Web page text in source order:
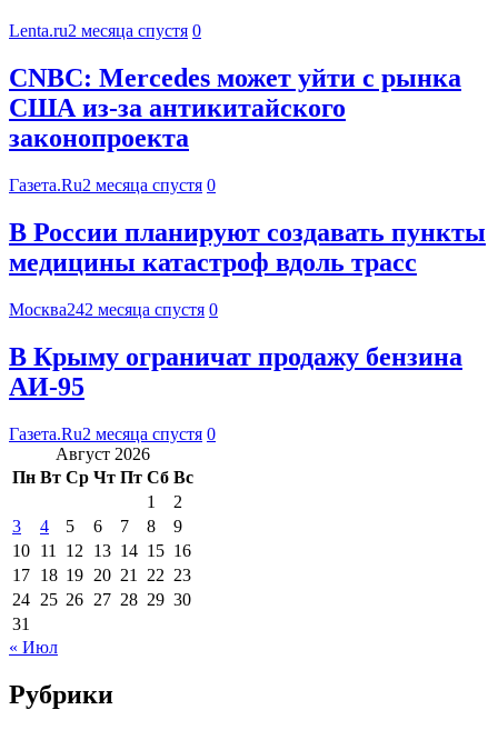
Lenta.ru2 месяца спустя 0
CNBC: Mercedes может уйти с рынка
США из-за антикитайского
законопроекта
Газета.Ru2 месяца спустя 0
В России планируют создавать пункты
медицины катастроф вдоль трасс
Москва242 месяца спустя 0
В Крыму ограничат продажу бензина
АИ-95
Газета.Ru2 месяца спустя 0
Август 2026
Пн Вт Ср Чт Пт Сб Вс
1
2
3
4 5 6 7 8
9
10 11 12 13 14 15 16
17 18 19 20 21 22 23
24 25 26 27 28 29 30
31
« Июл
Рубрики